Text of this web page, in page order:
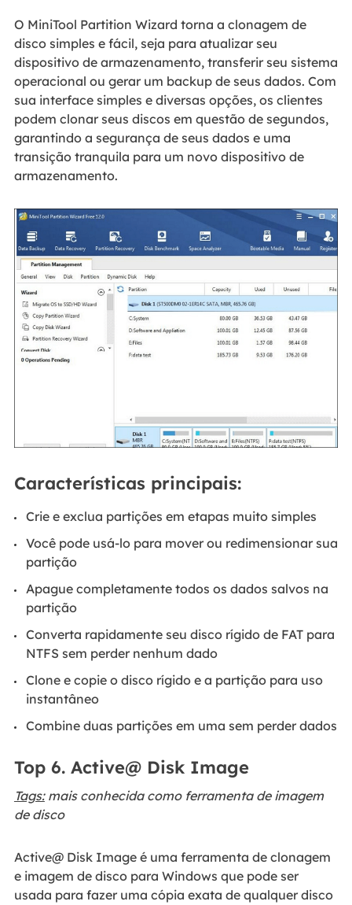
O MiniTool Partition Wizard torna a clonagem de
disco simples e fácil, seja para atualizar seu
dispositivo de armazenamento, transferir seu sistema
operacional ou gerar um backup de seus dados. Com
sua interface simples e diversas opções, os clientes
podem clonar seus discos em questão de segundos,
garantindo a segurança de seus dados e uma
transição tranquila para um novo dispositivo de
armazenamento.
Características principais:
Crie e exclua partições em etapas muito simples
Você pode usá-lo para mover ou redimensionar sua
partição
Apague completamente todos os dados salvos na
partição
Converta rapidamente seu disco rígido de FAT para
NTFS sem perder nenhum dado
Clone e copie o disco rígido e a partição para uso
instantâneo
Combine duas partições em uma sem perder dados
Top 6. Active@ Disk Image
Tags:mais conhecida como ferramenta de imagem
de disco
Active@ Disk Image é uma ferramenta de clonagem
e imagem de disco para Windows que pode ser
usada para fazer uma cópia exata de qualquer disco